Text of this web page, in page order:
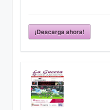
¡Descarga ahora!